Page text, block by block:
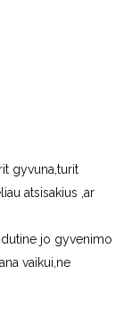
gyvuna,turit
atsisakius ,ar
jo gyvenimo
vaikui,ne